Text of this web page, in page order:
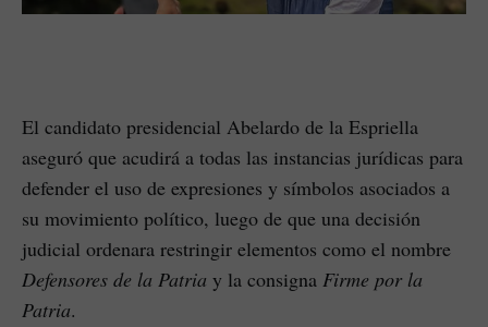
El candidato presidencial Abelardo de la Espriella
aseguró que acudirá a todas las instancias jurídicas para
defender el uso de expresiones y símbolos asociados a
su movimiento político, luego de que una decisión
judicial ordenara restringir elementos como el nombre
Defensores de la Patria y la consigna Firme por la
Patria.